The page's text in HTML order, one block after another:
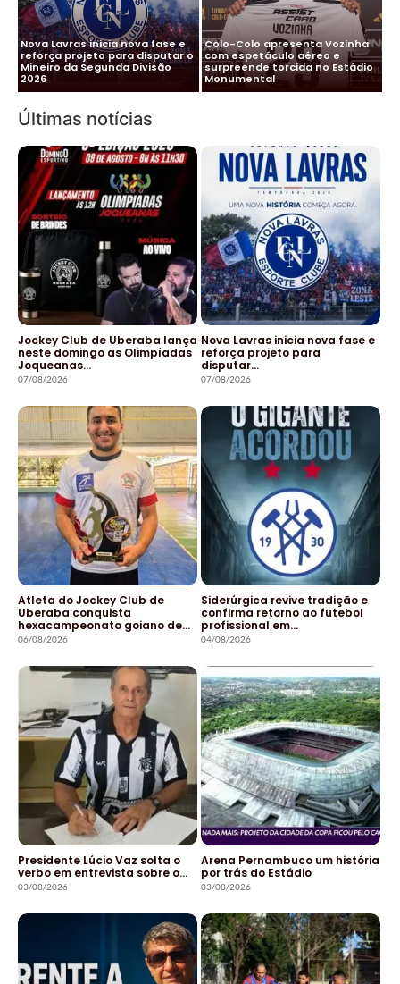
Nova Lavras inicia nova fase e
reforça projeto para disputar o
Mineiro da Segunda Divisão
2026
Colo-Colo apresenta Vozinha
com espetáculo aéreo e
surpreende torcida no Estádio
Monumental
Últimas notícias
Jockey Club de Uberaba lança
neste domingo as Olimpíadas
Joqueanas…
07/08/2026
Nova Lavras inicia nova fase e
reforça projeto para
disputar…
07/08/2026
Atleta do Jockey Club de
Uberaba conquista
hexacampeonato goiano de…
06/08/2026
Siderúrgica revive tradição e
confirma retorno ao futebol
profissional em…
04/08/2026
Presidente Lúcio Vaz solta o
verbo em entrevista sobre o…
03/08/2026
Arena Pernambuco um história
por trás do Estádio
03/08/2026